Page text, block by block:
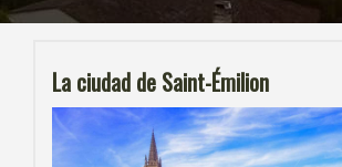
La ciudad de Saint-Émilion